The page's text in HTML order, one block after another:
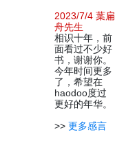
2023/7/4 葉扁
舟先生
相识十年，前
面看过不少好
书，谢谢你。
今年时间更多
了，希望在
haodoo度过
更好的年华。
>> 更多感言